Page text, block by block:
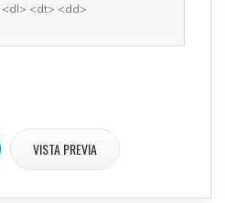
<dt> <dd>